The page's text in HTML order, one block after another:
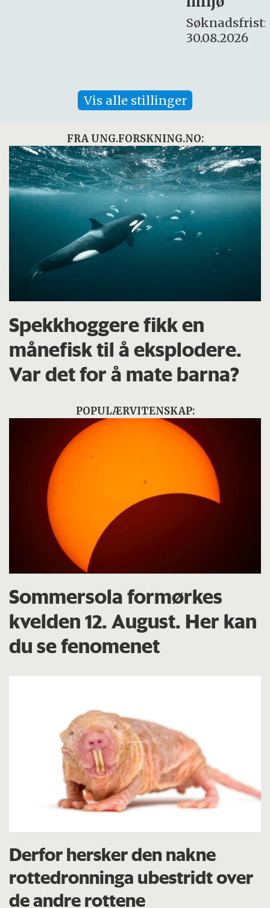
16. august.
Vis alle stillinger
FRA UNG.FORSKNING.NO:
Spekkhoggere fikk en
månefisk til å eksplodere.
Var det for å mate barna?
POPULÆRVITENSKAP:
Sommersola formørkes
kvelden 12. August. Her kan
du se fenomenet
Derfor hersker den nakne
rottedronninga ubestridt over
de andre rottene